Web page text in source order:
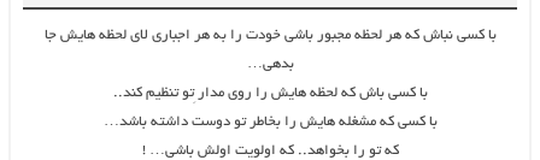
با کسی نباش که هر لحظه مجبور باشی خودت را به هر اجباری لای لحظه هایش جا
بدهی…
با کسی باش که لحظه هایش را روی مدار ِتو تنظیم کند..
با کسی که مشغله هایش را بخاطر تو دوست داشته باشد…
که تو را بخواهد.. که اولویت اولش باشی… !